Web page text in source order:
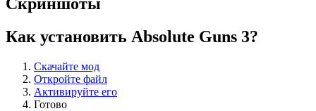
Как установить Absolute Guns 3?
Скачайте мод
Откройте файл
Активируйте его
Готово